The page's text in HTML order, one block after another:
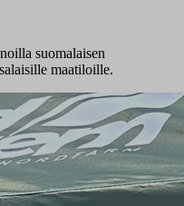
suomalaisen
maatiloille.